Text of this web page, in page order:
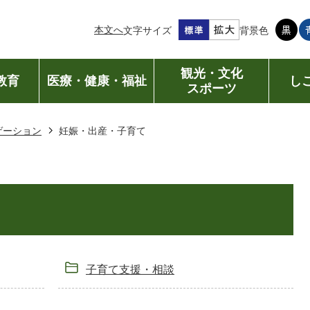
本文へ文字サイズ 背景色
育 医療・健康・福祉
観光・文化
スポーツ
し
ション 妊娠・出産・子育て
子育て支援・相談